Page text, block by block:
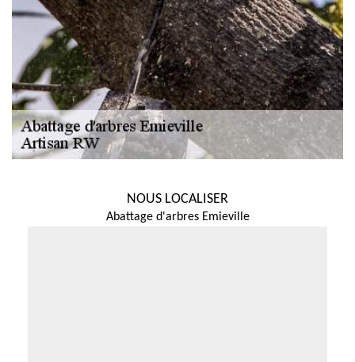
NOUS LOCALISER
Abattage d'arbres Emieville